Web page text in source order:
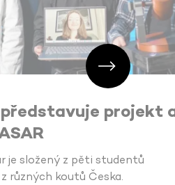
projekt
je složený z pěti studentů
různých koutů Česka.